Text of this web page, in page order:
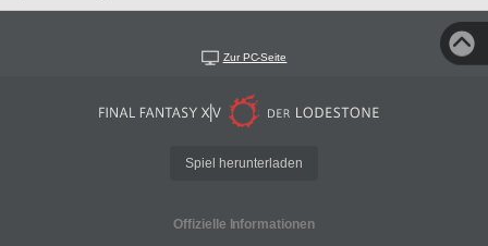
Zur PC-Seite
Spiel herunterladen
Offizielle Informationen